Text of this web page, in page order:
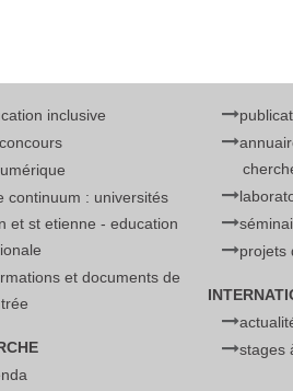
inclusive
continuum : universités
et st etienne - education
et documents de
projets
stages